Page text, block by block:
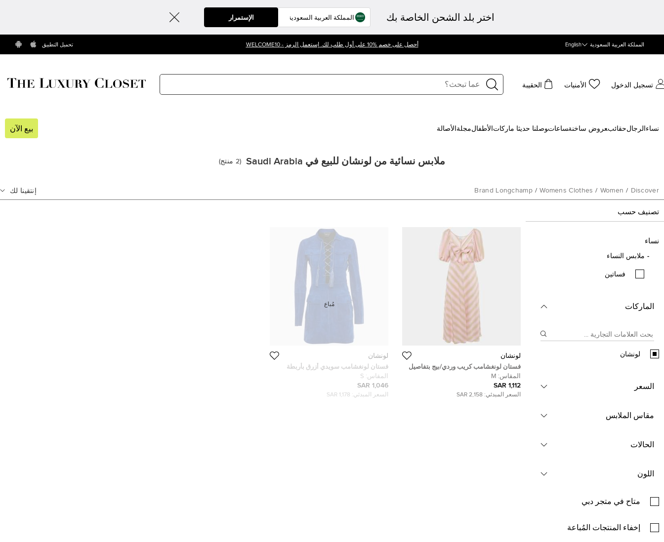
اختر بلد الشحن الخاصة بك الإستمرار
المملكة العربية السعودية English أحصل على خصم %10 على أول طلب لك. إستعمل الرمز - WELCOME10 تحميل التطبيق
تسجيل الدخول الأمنيات الحقيبة
نساء الرجالحقائب‍عروض ساخنة‍ساعات‍وصلنا حديثا ‍ ماركات الأطفالمجلة الأصالة بيع الآن
ملابس نسائية من لونشان للبيع في Saudi Arabia (
2 منتج)
Discover
/
Women
/
Womens Clothes
/
Brand Longchamp إنتقينا لك
تصنيف حسب
نساء
ملابس النساء
فساتين
الماركات
لونشان
السعر
مقاس الملابس
الحالات
اللون
متاح في متجر دبي
إخفاء المنتجات المُباعة
لونشان
فستان لونغشامب كريب وردي/بيج بتفاصيل
عقدة وقصة ميدي مقاس متوسط (ميديم)
المقاس: M
1,112 SAR
السعر المبدئي: 2,158 SAR
لونشان
فستان لونغشامب سويدي أزرق بأربطة
صغير (سمول)
المقاس: S
1,046 SAR
السعر المبدئي: 1,178 SAR
مُباع